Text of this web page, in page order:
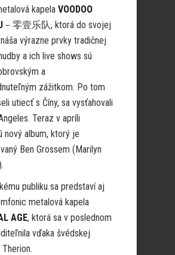
kapela VOODOO
－零壹乐队, ktorá do svojej
výrazne prvky tradičnej
a ich live shows sú
a
zážitkom. Po tom
utiecť s Číny, sa vysťahovali
Teraz v apríli
nový album, ktorý je
Ben Grossem (Marilyn
publiku sa predstaví aj
metalová kapela
AGE, ktorá sa v poslednom
vďaka švédskej